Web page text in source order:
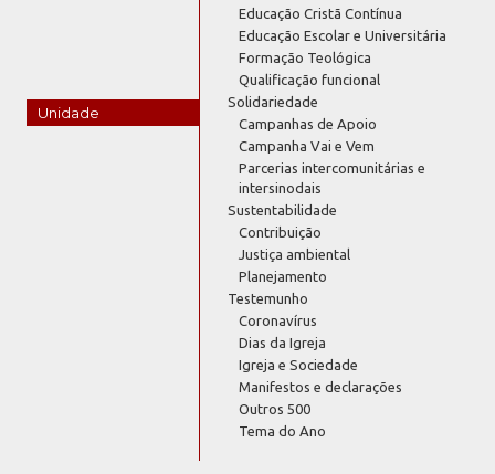
Unidade
Educação Cristã Contínua
Educação Escolar e Universitária
Formação Teológica
Qualificação funcional
Solidariedade
Campanhas de Apoio
Campanha Vai e Vem
Parcerias intercomunitárias e
intersinodais
Sustentabilidade
Contribuição
Justiça ambiental
Planejamento
Testemunho
Coronavírus
Dias da Igreja
Igreja e Sociedade
Manifestos e declarações
Outros 500
Tema do Ano